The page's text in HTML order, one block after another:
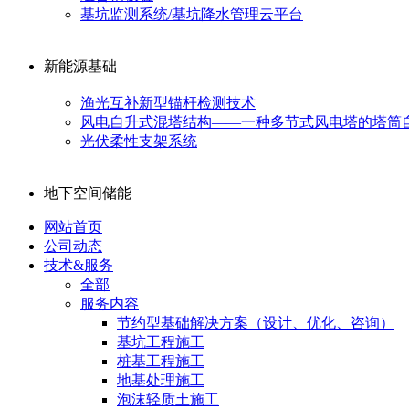
基坑监测系统/基坑降水管理云平台
新能源基础
渔光互补新型锚杆检测技术
风电自升式混塔结构——一种多节式风电塔的塔筒
光伏柔性支架系统
地下空间储能
网站首页
公司动态
技术&服务
全部
服务内容
节约型基础解决方案（设计、优化、咨询）
基坑工程施工
桩基工程施工
地基处理施工
泡沫轻质土施工